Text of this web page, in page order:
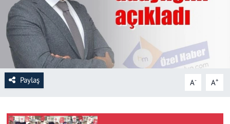
Paylaş A- A+
YAŞAM
KÜLTÜR SANAT
EĞİTİM